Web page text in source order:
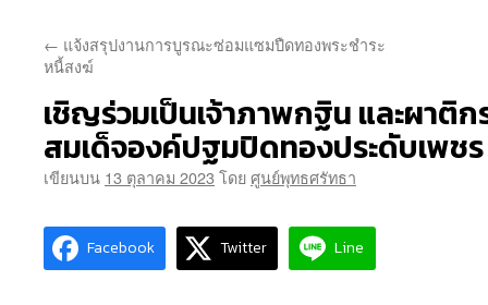
← แจ้งสรุปงานการบูรณะซ่อมแซมปืดทองพระชำระ
หนี้สงฆ์
เชิญร่วมเป็นเจ้าภาพกฐิน และผาติ
สมเด็จองค์ปฐมปิดทองประดับเพช
เขียนบน 13 ตุลาคม 2023 โดยศูนย์พุทธศรัทธา
Facebook Twitter Line